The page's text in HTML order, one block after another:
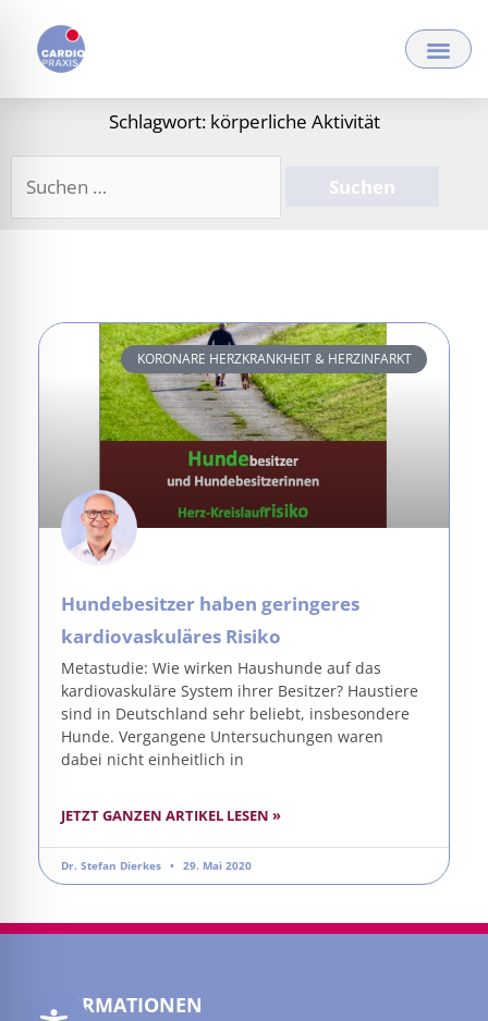
Inhalt
springen
Schlagwort: körperliche Aktivität
KORONARE HERZKRANKHEIT & HERZINFARKT
Hundebesitzer haben geringeres
kardiovaskuläres Risiko
Metastudie: Wie wirken Haushunde auf das
kardiovaskuläre System ihrer Besitzer? Haustiere
sind in Deutschland sehr beliebt, insbesondere
Hunde. Vergangene Untersuchungen waren
dabei nicht einheitlich in
JETZT GANZEN ARTIKEL LESEN »
Dr. Stefan Dierkes 29. Mai 2020
INFORMATIONEN